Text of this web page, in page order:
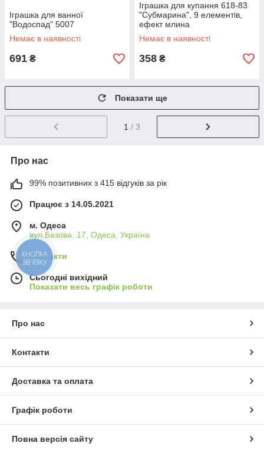
Іграшка для ванної
"Водоспад" 5007
Немає в наявності
691 ₴
Іграшка для купання 618-83
"Субмарина", 9 елементів,
ефект млина
Немає в наявності
358 ₴
Показати ще
1 / 3
Про нас
99% позитивних з 415 відгуків за рік
Працює з 14.05.2021
м. Одеса
вул.Базова, 17, Одеса, Україна
Контакти
Сьогодні вихідний
Показати весь графік роботи
Про нас
Контакти
Доставка та оплата
Графік роботи
Повна версія сайту
КНОПКА
ЗВ'ЯЗКУ